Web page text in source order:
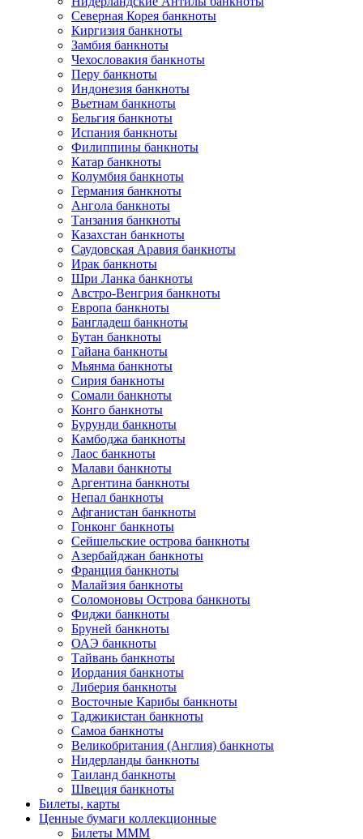
Северная Корея банкноты
Киргизия банкноты
Замбия банкноты
Чехословакия банкноты
Перу банкноты
Индонезия банкноты
Вьетнам банкноты
Бельгия банкноты
Испания банкноты
Филиппины банкноты
Катар банкноты
Колумбия банкноты
Германия банкноты
Ангола банкноты
Танзания банкноты
Казахстан банкноты
Саудовская Аравия банкноты
Ирак банкноты
Шри Ланка банкноты
Австро-Венгрия банкноты
Европа банкноты
Бангладеш банкноты
Бутан банкноты
Гайана банкноты
Мьянма банкноты
Сирия банкноты
Сомали банкноты
Конго банкноты
Бурунди банкноты
Камбоджа банкноты
Лаос банкноты
Малави банкноты
Аргентина банкноты
Непал банкноты
Афганистан банкноты
Гонконг банкноты
Сейшельские острова банкноты
Азербайджан банкноты
Франция банкноты
Малайзия банкноты
Соломоновы Острова банкноты
Фиджи банкноты
Бруней банкноты
ОАЭ банкноты
Тайвань банкноты
Иордания банкноты
Либерия банкноты
Восточные Карибы банкноты
Таджикистан банкноты
Самоа банкноты
Великобритания (Англия) банкноты
Нидерланды банкноты
Таиланд банкноты
Швеция банкноты
Билеты, карты
Ценные бумаги коллекционные
Билеты МММ